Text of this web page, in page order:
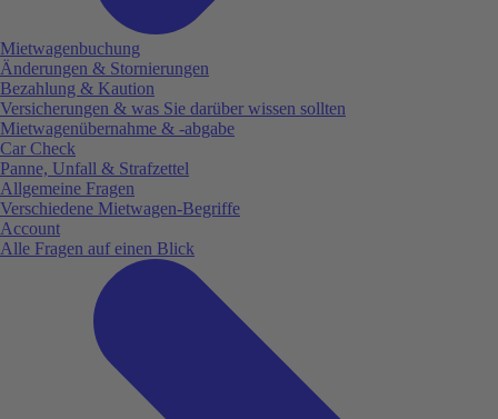
Mietwagenbuchung
Änderungen & Stornierungen
Bezahlung & Kaution
Versicherungen & was Sie darüber wissen sollten
Mietwagenübernahme & -abgabe
Car Check
Panne, Unfall & Strafzettel
Allgemeine Fragen
Verschiedene Mietwagen-Begriffe
Account
Alle Fragen auf einen Blick